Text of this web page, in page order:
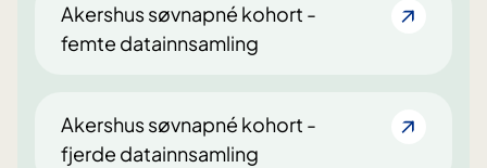
Akershus søvnapné kohort -
femte datainnsamling
Akershus søvnapné kohort -
fjerde datainnsamling